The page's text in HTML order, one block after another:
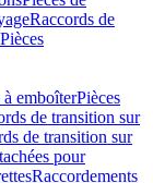
Raccords de
à emboîterPièces
de transition sur
de transition sur
pour
Raccordements